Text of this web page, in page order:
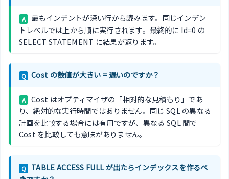
A
最もインデントが深い行から読みます。同じインデン
トレベルでは上から順に実行されます。最終的に Id=0 の
SELECT STATEMENT に結果が返ります。
Q Cost の数値が大きい = 遅いのですか？
A
Cost はオプティマイザの「相対的な見積もり」であ
り、絶対的な実行時間ではありません。同じ SQL の異なる
計画を比較する場合には有用ですが、異なる SQL 間で
Cost を比較しても意味がありません。
Q
TABLE ACCESS FULL が出たらインデックスを作るべ